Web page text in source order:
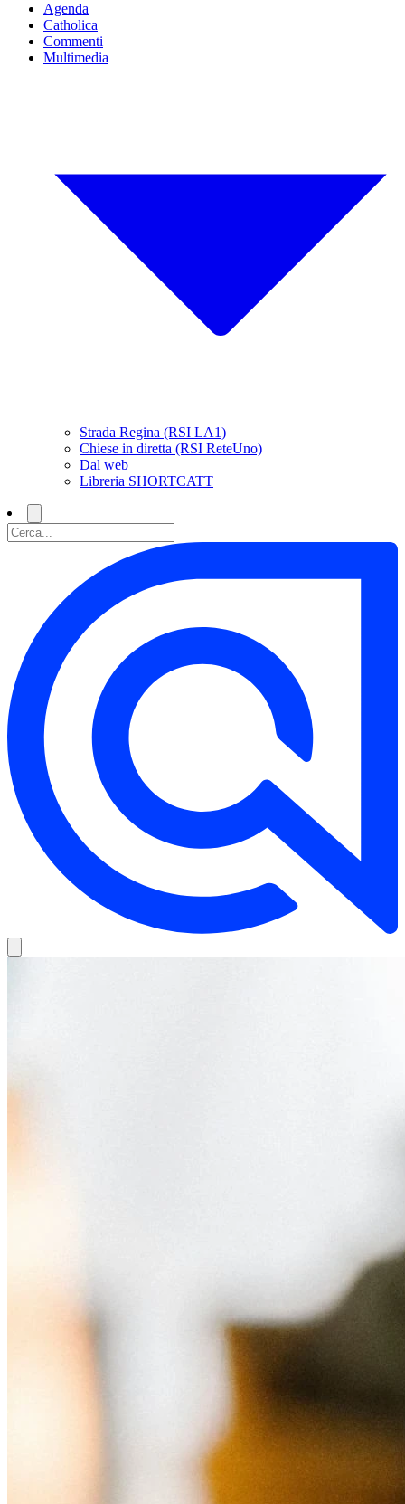
Agenda
Catholica
Commenti
Multimedia
Strada Regina (RSI LA1)
Chiese in diretta (RSI ReteUno)
Dal web
Libreria SHORTCATT